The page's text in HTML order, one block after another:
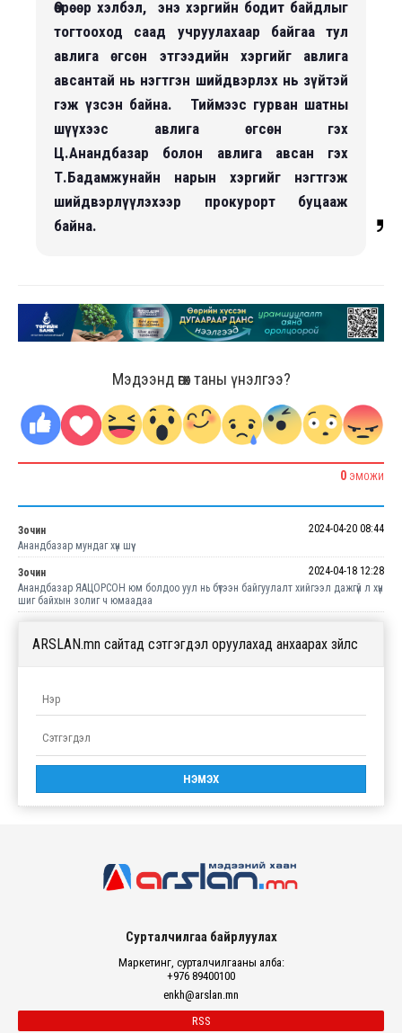
Өөрөөр хэлбэл, энэ хэргийн бодит байдлыг
тогтооход саад учруулахаар байгаа тул
авлига өгсөн этгээдийн хэргийг авлига
авсантай нь нэгтгэн шийдвэрлэх нь зүйтэй
гэж үзсэн байна. Тиймээс гурван шатны
шүүхээс авлига өгсөн гэх
Ц.Анандбазар болон авлига авсан гэх
Т.Бадамжунайн нарын хэргийг нэгтгэж
шийдвэрлүүлэхээр прокурорт буцааж
байна.
Мэдээнд өгөх таны үнэлгээ?
0 ЭМОЖИ
Зочин
2024-04-20 08:44
Анандбазар мундаг хүн шүү
Зочин
2024-04-18 12:28
Анандбазар ЯАЦОРСОН юм болдоо уул нь бүтээн байгуулалт хийгээл дажгүй л хүн
шиг байхын золиг ч юмаадаа
ARSLAN.mn сайтад сэтгэгдэл оруулахад анхаарах зүйлс
Сурталчилгаа байрлуулах
Маркетинг, сурталчилгааны алба:
+976 89400100
enkh@arslan.mn
RSS